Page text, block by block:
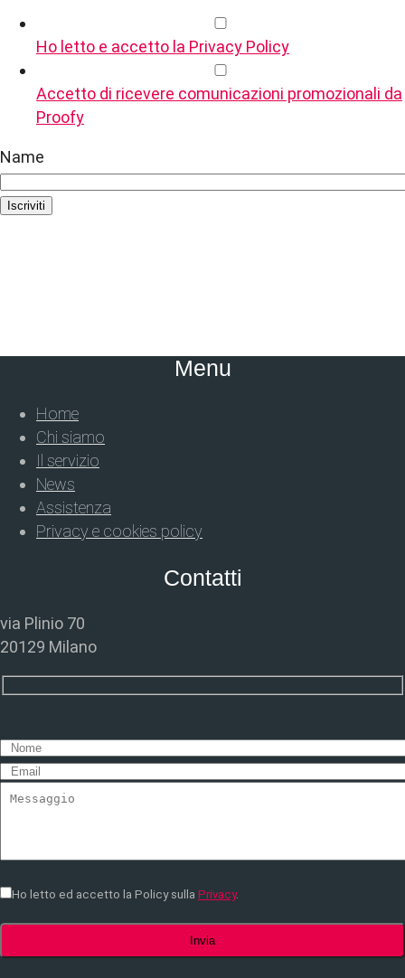
Ho letto e accetto la Privacy Policy
Accetto di ricevere comunicazioni promozionali da
Proofy
Name
Iscriviti
Menu
Home
Chi siamo
Il servizio
News
Assistenza
Privacy e cookies policy
Contatti
via Plinio 70
20129 Milano
Ho letto ed accetto la Policy sulla Privacy.